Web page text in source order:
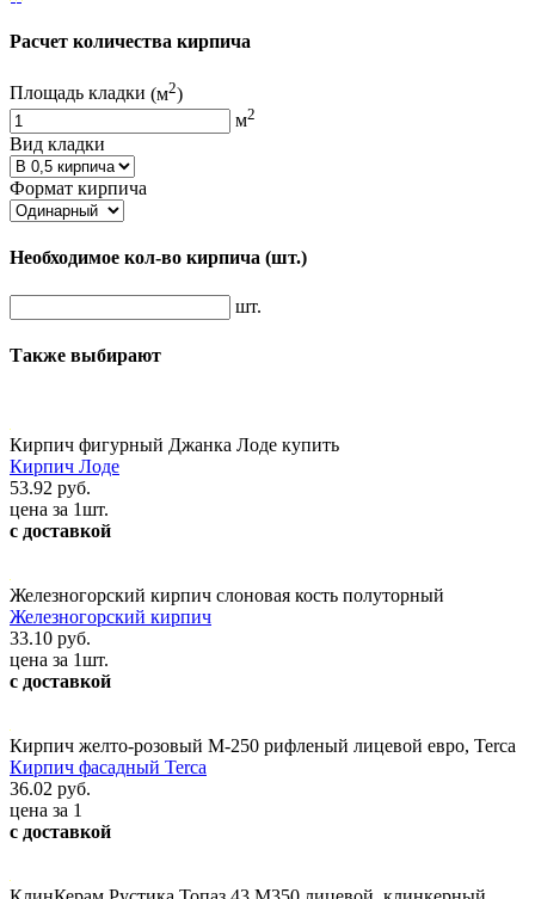
Расчет количества кирпича
Площадь кладки (м2)
м2
Вид кладки
Формат кирпича
Необходимое кол-во кирпича (шт.)
шт.
Также выбирают
Кирпич фигурный Джанка Лоде купить
Кирпич Лоде
53.92 руб.
цена за 1шт.
с доставкой
Железногорский кирпич слоновая кость полуторный
Железногорский кирпич
33.10 руб.
цена за 1шт.
с доставкой
Кирпич желто-розовый М-250 рифленый лицевой евро, Terca
Кирпич фасадный Terca
36.02 руб.
цена за 1
с доставкой